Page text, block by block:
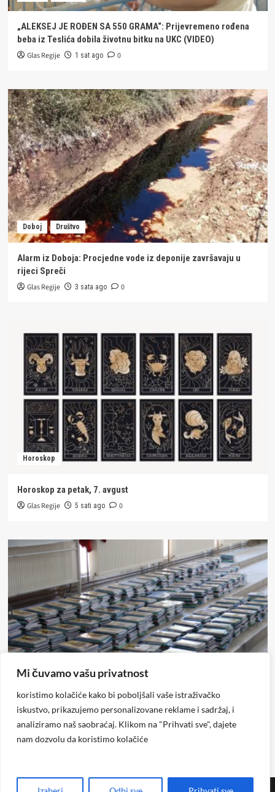
Mi čuvamo vašu privatnost
koristimo kolačiće kako bi poboljšali vaše istraživačko
iskustvo, prikazujemo personalizovane reklame i sadržaj, i
analiziramo naš saobraćaj. Klikom na "Prihvati sve", dajete
nam dozvolu da koristimo kolačiće
„ALEKSEJ JE ROĐEN SA 550 GRAMA“: Prijevremeno rođena
beba iz Teslića dobila životnu bitku na UKC (VIDEO)
Glas Regije 1 sat ago 0
Doboj Društvo
Alarm iz Doboja: Procjedne vode iz deponije završavaju u
rijeci Spreči
Glas Regije 3 sata ago 0
Horoskop
Horoskop za petak, 7. avgust
Glas Regije 5 sati ago 0
Derventa Društvo
Derventa: Za učenike osnovnih škola obezbijeđeno ukupno
1.685 kompleta besplatnih udžbenika
Glas Regije 6 sati ago 0